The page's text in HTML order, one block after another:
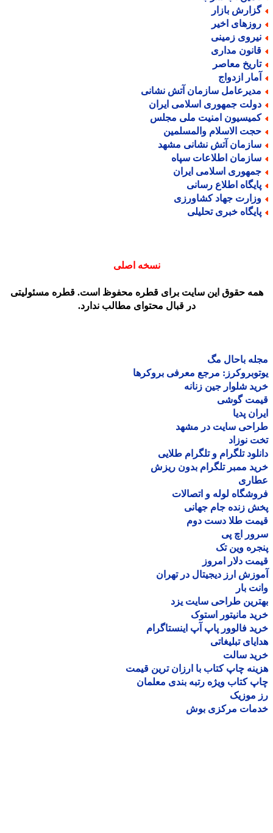
بازار
اخیر
زمینی
مداری
معاصر
ازدواج
سازمان آتش نشانی
جمهوری اسلامی ایران
امنیت ملی مجلس
الاسلام والمسلمین
آتش نشانی مشهد
اطلاعات سپاه
اسلامی ایران
اطلاع رسانی
جهاد کشاورزی
خبری تحلیلی
نسخه اصلی
حقوق این سایت برای قطره محفوظ است. قطره مسئولیتی
در قبال محتوای مطالب ندارد.
باحال مگ
مرجع معرفی بروکرها
شلوار جین زنانه
گوشی
پدیا
سایت در مشهد
نوزاد
تلگرام و تلگرام طلایی
ممبر تلگرام بدون ریزش
لوله و اتصالات
زنده جام جهانی
طلا دست دوم
اچ پی
وین تک
دلار امروز
ارز دیجیتال در تهران
بار
طراحی سایت یزد
مانیتور استوک
فالوور پاپ آپ اینستاگرام
تبلیغاتی
سالت
چاپ کتاب با ارزان ترین قیمت
کتاب ویژه رتبه بندی معلمان
موزیک
مرکزی بوش